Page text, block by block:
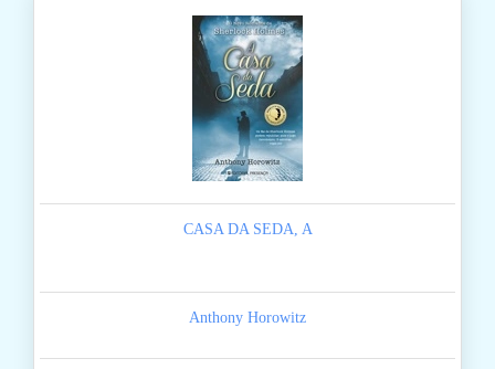
CASA DA SEDA, A
Anthony Horowitz